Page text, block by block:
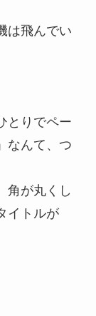
は飛んでい
とりでペー
なんて、つ
角が丸くし
イトルが